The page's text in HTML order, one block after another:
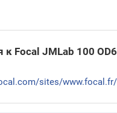
к Focal JMLab 100 OD6